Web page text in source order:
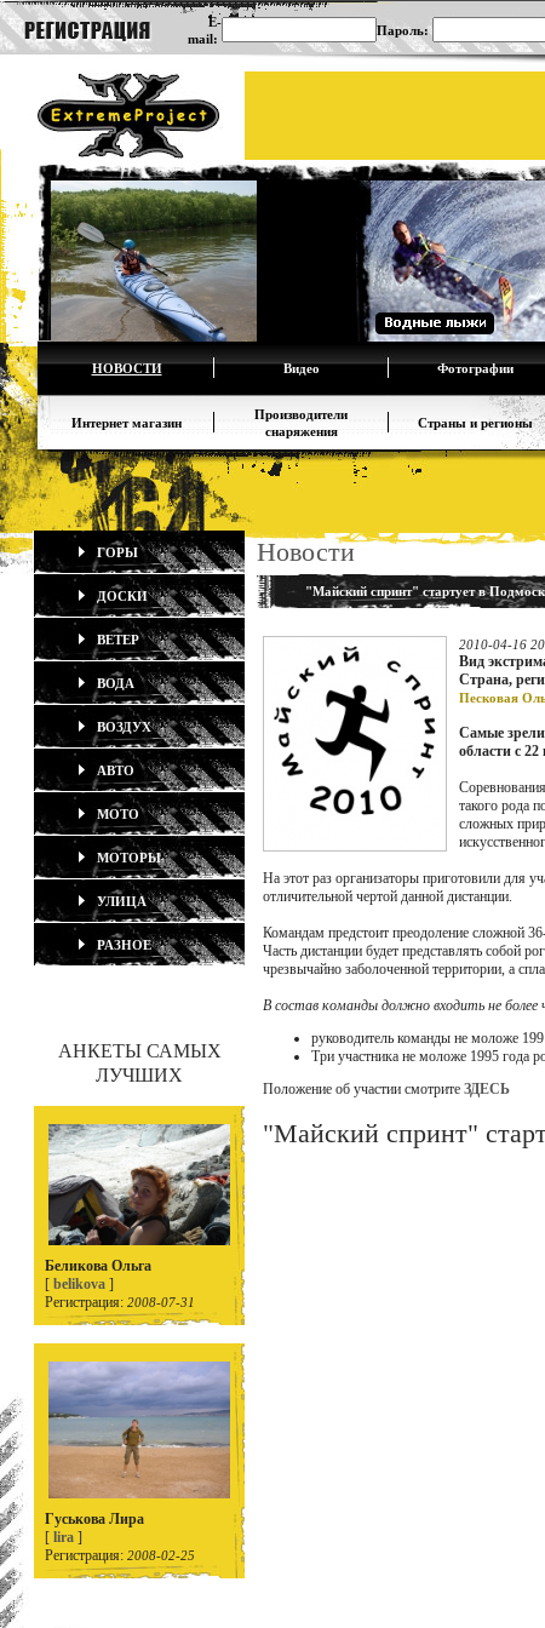
E-
mail:
Пароль:
НОВОСТИ Видео Фотографии
Интернет магазин
Производители
снаряжения
Страны и регионы
ГОРЫ
ДОСКИ
ВЕТЕР
ВОДА
ВОЗДУХ
АВТО
МОТО
МОТОРЫ
УЛИЦА
РАЗНОЕ
АНКЕТЫ САМЫХ
ЛУЧШИХ
Беликова Ольга
[ belikova ]
Регистрация: 2008-07-31
Гуськова Лира
[ lira ]
Регистрация: 2008-02-25
Новости
"Майский спринт" стартует в
2010-04-16
Вид
Страна,
Песковая
Самые
области с 22
такого рода
сложных
На этот раз организаторы приготовили для
отличительной чертой данной дистанции.
Командам предстоит преодоление сложной
Часть дистанции будет представлять собой
чрезвычайно заболоченной территории, а
В состав команды должно входить не более
руководитель команды не моложе
Три участника не моложе 1995 года
Положение об участии смотрите ЗДЕСЬ
"Майский спринт"